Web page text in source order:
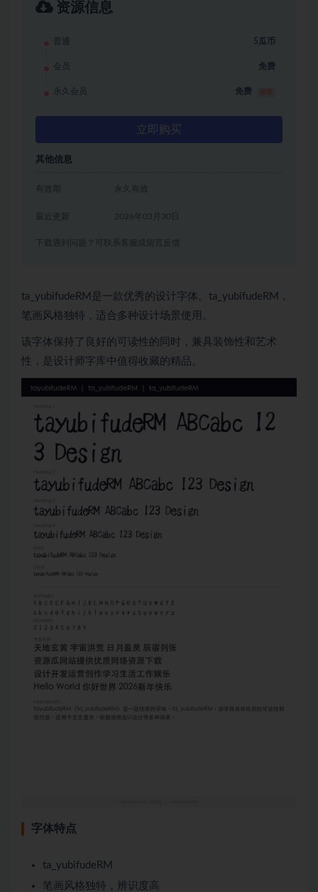
资源信息
普通 5瓜币
会员 免费
永久会员 免费
立即购买
其他信息
有效期 永久有效
2026年03月30日
下载遇到问题？可联系客服或留言反馈
ta_yubifudeRM是一款优秀的设计字体。ta_yubifudeRM，
笔画风格独特，适合多种设计场景使用。
该字体保持了良好的可读性的同时，兼具装饰性和艺术
性，是设计师字库中值得收藏的精品。
字体特点
ta_yubifudeRM
笔画风格独特，辨识度高